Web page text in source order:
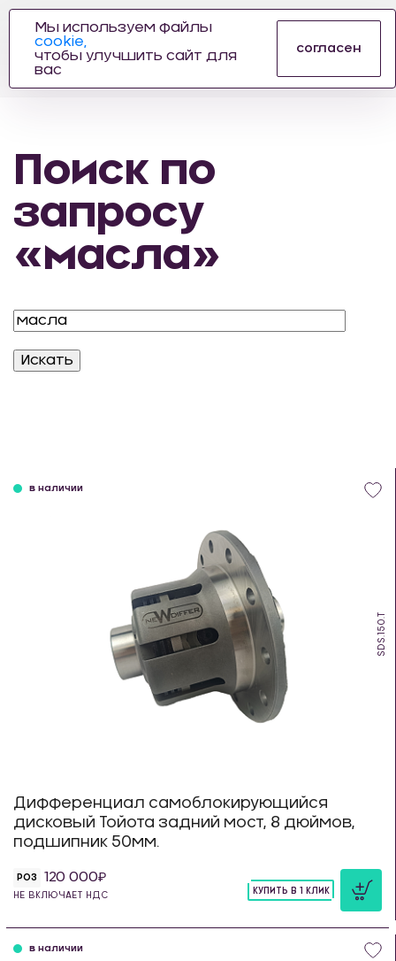
АВТОЗАПЧАСТЕЙ
Поиск по
запросу
«масла»
SDS.150.T
в наличии
Дифференциал самоблокирующийся
дисковый Тойота задний мост, 8 дюймов,
подшипник 50мм.
РОЗ 120 000
НЕ ВКЛЮЧАЕТ НДС
КУПИТЬ В 1 КЛИК
в наличии
Мы используем файлы
cookie,
чтобы улучшить сайт для
вас
согласен